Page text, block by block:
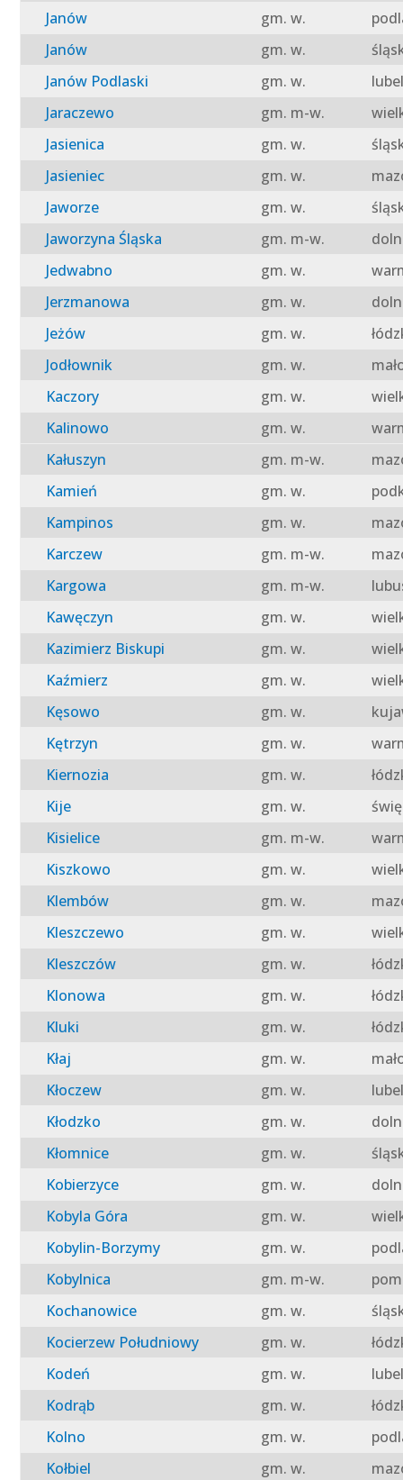
Janów gm. w.
Janów
gm. w.
Janów Podlaski
gm. w.
Jaraczewo
gm. m-w.
Jasienica
gm. w.
Jasieniec
gm. w.
Jaworze
gm. w.
Jaworzyna Śląska
gm. m-w.
Jedwabno
gm. w.
Jerzmanowa
gm. w.
Jeżów
gm. w.
Jodłownik
gm. w.
Kaczory
gm. w.
Kalinowo
gm. w.
Kałuszyn
gm. m-w.
Kamień
gm. w.
Kampinos
gm. w.
Karczew
gm. m-w.
Kargowa
gm. m-w.
Kawęczyn
gm. w.
Kazimierz Biskupi
gm. w.
Kaźmierz
gm. w.
Kęsowo
gm. w.
Kętrzyn
gm. w.
Kiernozia
gm. w.
Kije
gm. w.
Kisielice
gm. m-w.
Kiszkowo
gm. w.
Klembów
gm. w.
Kleszczewo
gm. w.
Kleszczów
gm. w.
Klonowa
gm. w.
Kluki
gm. w.
Kłaj
gm. w.
Kłoczew
gm. w.
Kłodzko
gm. w.
Kłomnice
gm. w.
Kobierzyce
gm. w.
Kobyla Góra
gm. w.
Kobylin-Borzymy
gm. w.
Kobylnica
gm. m-w.
Kochanowice
gm. w.
Kocierzew Południowy
gm. w.
Kodeń
gm. w.
Kodrąb
gm. w.
Kolno
gm. w.
Kołbiel
gm. w.